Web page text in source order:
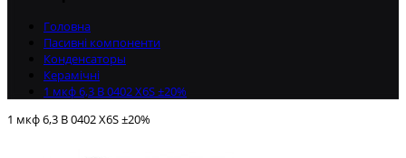
Головна
Пасивні компоненти
Конденсаторы
Керамічні
1 мкф 6,3 В 0402 X6S ±20%
1 мкф 6,3 В 0402 X6S ±20%